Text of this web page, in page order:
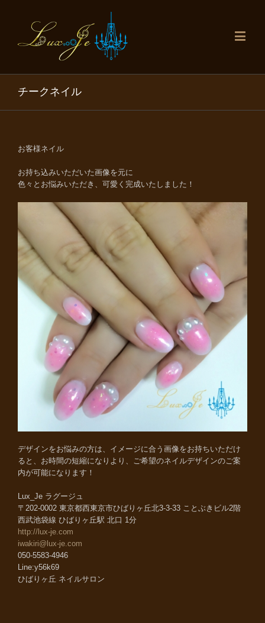
チークネイル
お客様ネイル
お持ち込みいただいた画像を元に
色々とお悩みいただき、可愛く完成いたしました！
デザインをお悩みの方は、イメージに合う画像をお持ちいただけ
ると、お時間の短縮になりより、ご希望のネイルデザインのご案
内が可能になります！
Lux_Je ラグージュ
〒202-0002 東京都西東京市ひばりヶ丘北3-3-33 ことぶきビル2階
西武池袋線 ひばりヶ丘駅 北口 1分
http://lux-je.com
iwakiri@lux-je.com
050-5583-4946
Line:y56k69
ひばりヶ丘 ネイルサロン